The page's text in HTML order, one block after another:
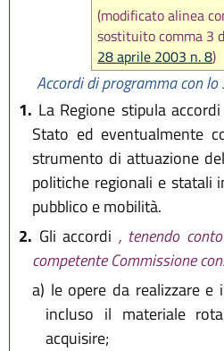
(modificato alinea
sostituito comma 3
28 aprile 2003 n. 8)
Accordi di programma con
1. La Regione stipula
Stato ed eventualmente
strumento di attuazione
politiche regionali e statali
pubblico e mobilità.
2. Gli accordi , tenendo
competente Commissione
a) le opere da realizzare
incluso il materiale
acquisire;